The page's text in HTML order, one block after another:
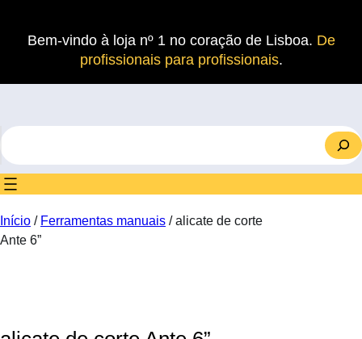
Bem-vindo à loja nº 1 no coração de Lisboa. De
profissionais para profissionais.
S
e
a
r
h
Início / Ferramentas manuais / alicate de corte
Ante 6”